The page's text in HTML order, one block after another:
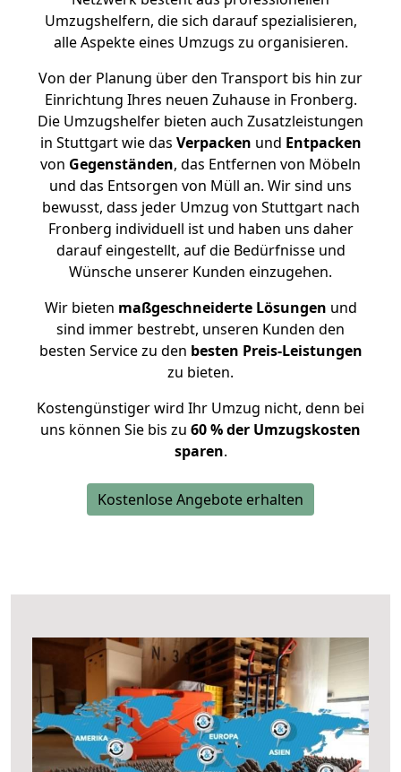
Umzugshelfern, die sich darauf spezialisieren,
alle Aspekte eines Umzugs zu organisieren.
Von der Planung über den Transport bis hin zur
Einrichtung Ihres neuen Zuhause in Fronberg.
Die Umzugshelfer bieten auch Zusatzleistungen
in Stuttgart wie das Verpacken und Entpacken
von Gegenständen, das Entfernen von Möbeln
und das Entsorgen von Müll an. Wir sind uns
bewusst, dass jeder Umzug von Stuttgart nach
Fronberg individuell ist und haben uns daher
darauf eingestellt, auf die Bedürfnisse und
Wünsche unserer Kunden einzugehen.
Wir bieten maßgeschneiderte Lösungen und
sind immer bestrebt, unseren Kunden den
besten Service zu den besten Preis-Leistungen
zu bieten.
Kostengünstiger wird Ihr Umzug nicht, denn bei
uns können Sie bis zu 60 % der Umzugskosten
sparen.
Kostenlose Angebote erhalten